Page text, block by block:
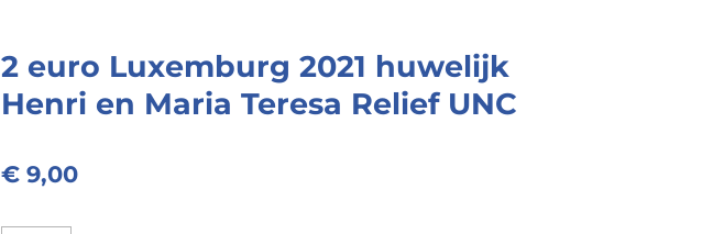
2 euro Luxemburg 2021 huwelijk
Henri en Maria Teresa Relief UNC
€ 9,00